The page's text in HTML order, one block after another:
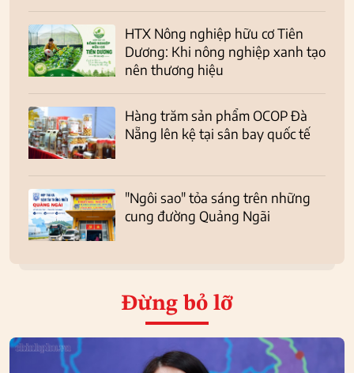
HTX Nông nghiệp hữu cơ Tiên
Dương: Khi nông nghiệp xanh tạo
nên thương hiệu
Hàng trăm sản phẩm OCOP Đà
Nẵng lên kệ tại sân bay quốc tế
"Ngôi sao" tỏa sáng trên những
cung đường Quảng Ngãi
Đừng bỏ lỡ